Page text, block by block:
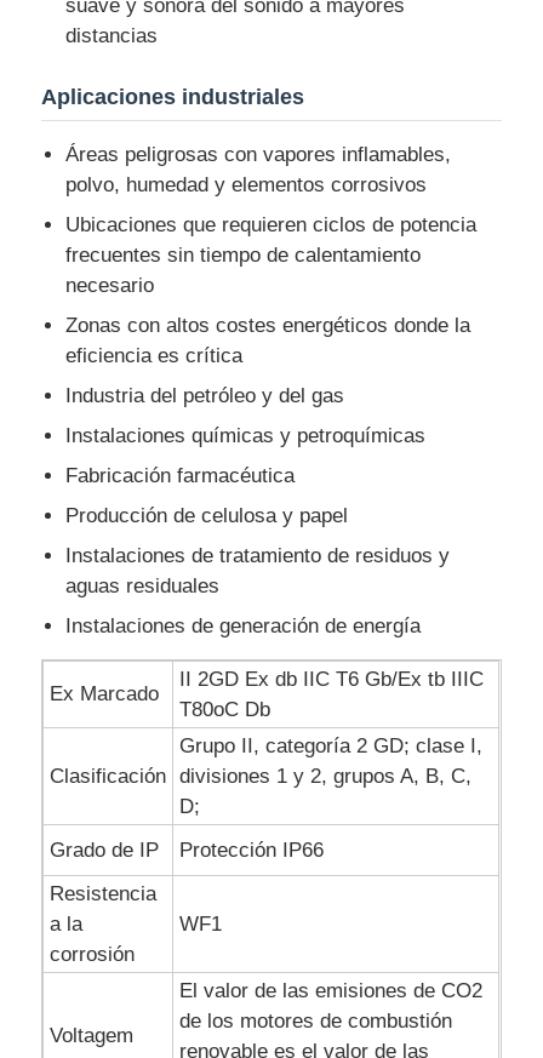
Caja a prueba de explosión
interruptor a prueba de explosiones
Glándulas de cable a prueba de explosión
enchufe y zócalo a prueba de explosiones
suave y sonora del sonido a mayores
distancias
Aplicaciones industriales
Áreas peligrosas con vapores inflamables,
polvo, humedad y elementos corrosivos
Ubicaciones que requieren ciclos de potencia
frecuentes sin tiempo de calentamiento
necesario
Zonas con altos costes energéticos donde la
eficiencia es crítica
Industria del petróleo y del gas
Instalaciones químicas y petroquímicas
Fabricación farmacéutica
Producción de celulosa y papel
Instalaciones de tratamiento de residuos y
aguas residuales
Instalaciones de generación de energía
Ex Marcado
II 2GD Ex db IIC T6 Gb/Ex tb IIIC
T80oC Db
Clasificación
Grupo II, categoría 2 GD; clase I,
divisiones 1 y 2, grupos A, B, C,
D;
Grado de IP
Protección IP66
Resistencia
a la
corrosión
WF1
Voltagem
El valor de las emisiones de CO2
de los motores de combustión
renovable es el valor de las